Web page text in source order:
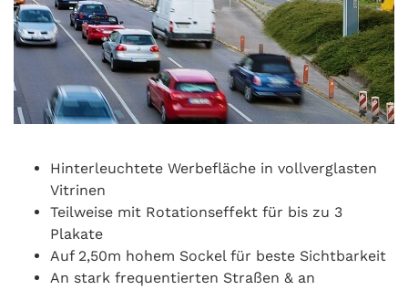
Hinterleuchtete Werbefläche in vollverglasten
Vitrinen
Teilweise mit Rotationseffekt für bis zu 3
Plakate
Auf 2,50m hohem Sockel für beste Sichtbarkeit
An stark frequentierten Straßen & an